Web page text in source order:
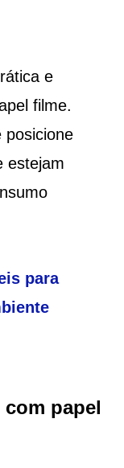
e
filme.
posicione
estejam
para
papel